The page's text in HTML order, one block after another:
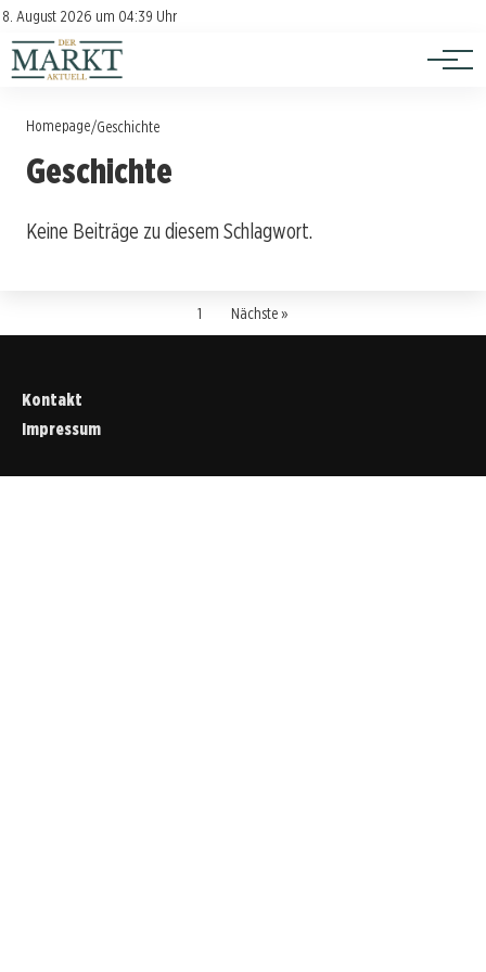
8. August 2026 um 04:39 Uhr
Kontakt
Impressum
Investition
Verbraucherschutz
Homepage/Geschichte
Geschichte
Keine Beiträge zu diesem Schlagwort.
1 Nächste »
Kontakt
Impressum